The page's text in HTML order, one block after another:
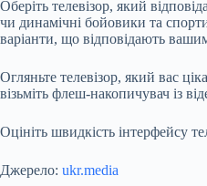
Оберіть телевізор, який
чи динамічні бойовики та
варіанти, що відповідають
Огляньте телевізор, який вас
візьміть флеш-накопичувач із
Оцініть швидкість інтерфейсу
Джерело: ukr.media